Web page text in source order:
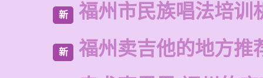
新 福州市民族唱法培训
新 福州卖吉他的地方推